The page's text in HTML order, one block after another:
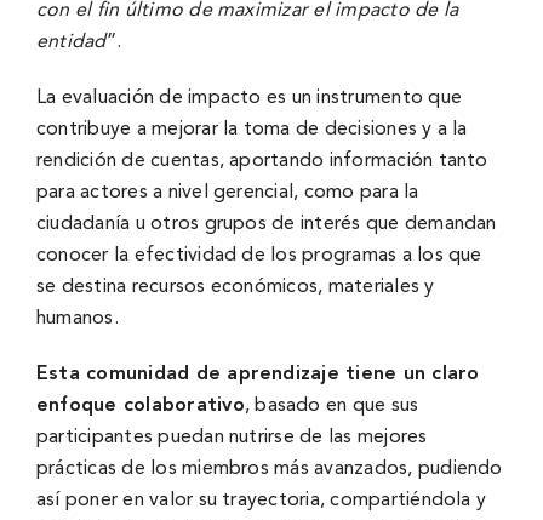
con el fin último de maximizar el impacto de la
entidad”.
La evaluación de impacto es un instrumento que
contribuye a mejorar la toma de decisiones y a la
rendición de cuentas, aportando información tanto
para actores a nivel gerencial, como para la
ciudadanía u otros grupos de interés que demandan
conocer la efectividad de los programas a los que
se destina recursos económicos, materiales y
humanos.
Esta comunidad de aprendizaje tiene un claro
enfoque colaborativo, basado en que sus
participantes puedan nutrirse de las mejores
prácticas de los miembros más avanzados, pudiendo
así poner en valor su trayectoria, compartiéndola y